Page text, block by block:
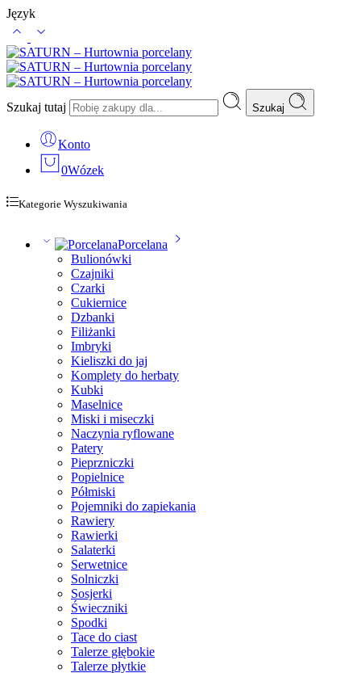
Język
Szukaj tutaj Szukaj
Konto
0Wózek
Kategorie Wyszukiwania
Porcelana
Bulionówki
Czajniki
Czarki
Cukiernice
Dzbanki
Filiżanki
Imbryki
Kieliszki do jaj
Komplety do herbaty
Kubki
Maselnice
Miski i miseczki
Naczynia ryflowane
Patery
Pieprzniczki
Popielnice
Półmiski
Pojemniki do zapiekania
Rawiery
Rawierki
Salaterki
Serwetnice
Solniczki
Sosjerki
Świeczniki
Spodki
Tace do ciast
Talerze głębokie
Talerze płytkie